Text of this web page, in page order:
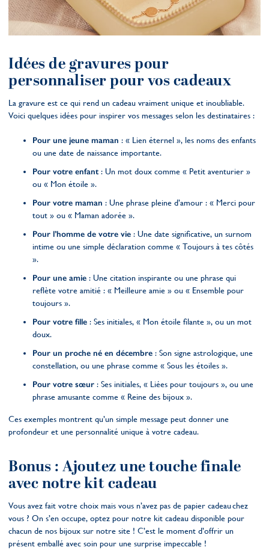
Idées de gravures pour
personnaliser pour vos cadeaux
La gravure est ce qui rend un cadeau vraiment unique et inoubliable.
Voici quelques idées pour inspirer vos messages selon les destinataires :
Pour une jeune maman : « Lien éternel », les noms des enfants
ou une date de naissance importante.
Pour votre enfant : Un mot doux comme « Petit aventurier »
ou « Mon étoile ».
Pour votre maman : Une phrase pleine d’amour : « Merci pour
tout » ou « Maman adorée ».
Pour l’homme de votre vie : Une date significative, un surnom
intime ou une simple déclaration comme « Toujours à tes côtés
».
Pour une amie : Une citation inspirante ou une phrase qui
reflète votre amitié : « Meilleure amie » ou « Ensemble pour
toujours ».
Pour votre fille : Ses initiales, « Mon étoile filante », ou un mot
doux.
Pour un proche né en décembre : Son signe astrologique, une
constellation, ou une phrase comme « Sous les étoiles ».
Pour votre sœur : Ses initiales, « Liées pour toujours », ou une
phrase amusante comme « Reine des bijoux ».
Ces exemples montrent qu’un simple message peut donner une
profondeur et une personnalité unique à votre cadeau.
Bonus : Ajoutez une touche finale
avec notre kit cadeau
Vous avez fait votre choix mais vous n’avez pas de papier cadeau chez
vous ? On s’en occupe, optez pour notre kit cadeau disponible pour
chacun de nos bijoux sur notre site ! C’est le moment d’offrir un
présent emballé avec soin pour une surprise impeccable !